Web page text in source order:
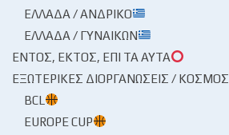
ΕΛΛΆΔΑ / ΑΝΔΡΙΚΌ
ΕΛΛΆΔΑ / ΓΥΝΑΙΚΏΝ
ΕΝΤΌΣ, ΕΚΤΌΣ, ΕΠΊ ΤΑ ΑΥΤΆ
ΕΞΩΤΕΡΙΚΈΣ ΔΙΟΡΓΑΝΏΣΕΙΣ / ΚΌΣΜΟΣ
BCL
EUROPE CUP